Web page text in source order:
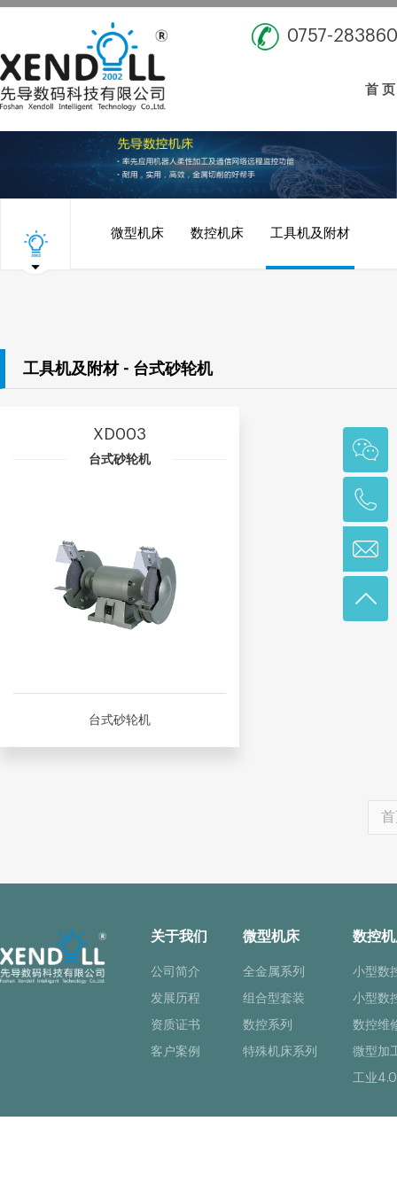
0757-
首 页
微型机床 数控机床 工具机及附材
工具机及附材 - 台式砂轮机
XD003
台式砂轮机
台式砂轮机
关于我们
公司简介
发展历程
资质证书
客户案例
微型机床
全金属系列
组合型套装
数控系列
特殊机床系列
数控
小型数
小型数
数控维
微型加
工业4.0